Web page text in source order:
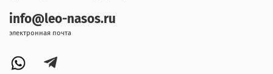
info@leo-nasos.ru
электронная почта